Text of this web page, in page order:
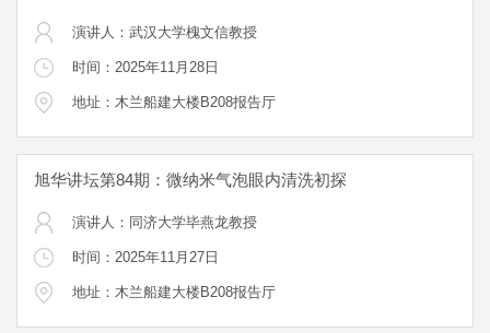
演讲人：武汉大学槐文信教授
时间：2025年11月28日
地址：木兰船建大楼B208报告厅
旭华讲坛第84期：微纳米气泡眼内清洗初探
演讲人：同济大学毕燕龙教授
时间：2025年11月27日
地址：木兰船建大楼B208报告厅